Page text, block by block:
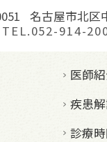
名古屋市北区
TEL.052-914-
医師
疾患
診療